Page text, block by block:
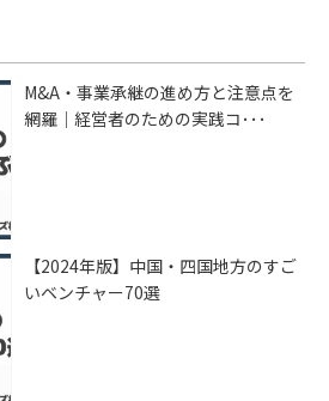
M&A・事業承継の進め方と注意点を
網羅｜経営者のための実践コ･･･
【2024年版】中国・四国地方のすご
いベンチャー70選